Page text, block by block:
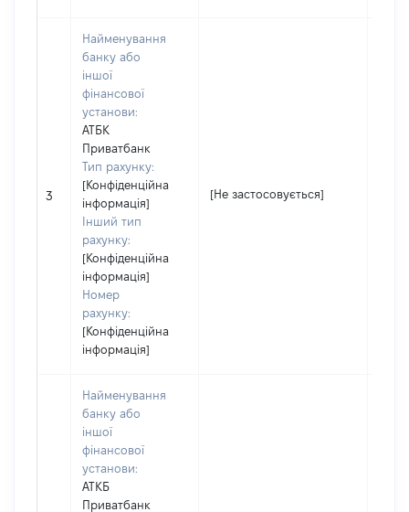
3
Найменування
банку або
іншої
фінансової
установи:
АТБК
Приватбанк
Тип рахунку:
[Конфіденційна
інформація]
Інший тип
рахунку:
[Конфіденційна
інформація]
Номер
рахунку:
[Конфіденційна
інформація]
[Не застосовується]
Найменування
банку або
іншої
фінансової
установи:
АТКБ
Приватбанк